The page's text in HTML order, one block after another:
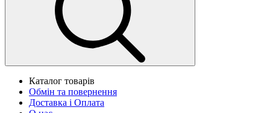
Каталог товарів
Обмін та повернення
Доставка і Оплата